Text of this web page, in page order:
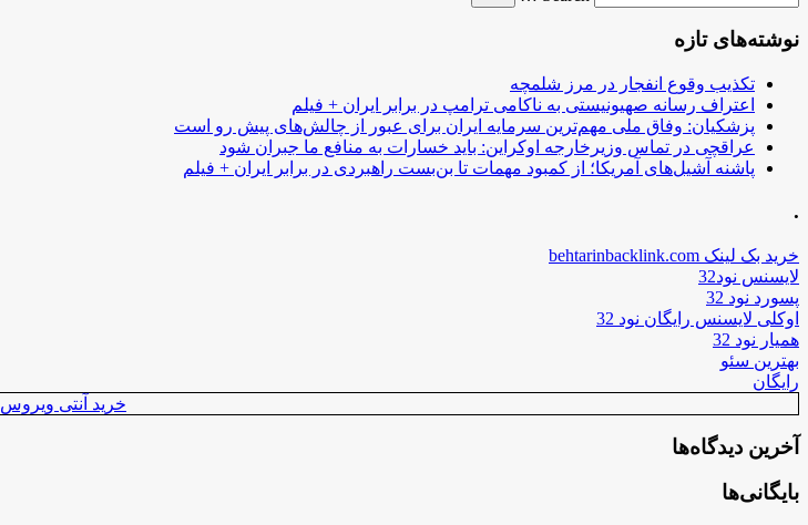
نوشته‌های تازه
تکذیب وقوع انفجار در مرز شلمچه
اعتراف رسانه صهیونیستی به ناکامی ترامپ در برابر ایران + فیلم
پزشکیان: وفاق ملی مهم‌ترین سرمایه ایران برای عبور از چالش‌های پیش رو است
عراقچی در تماس وزیرخارجه اوکراین: باید خسارات به منافع ما جبران شود
پاشنه آشیل‌های آمریکا؛ از کمبود مهمات تا بن‌بست راهبردی در برابر ایران + فیلم
.
خرید بک لینک behtarinbacklink.com
لایسنس نود32
پسورد نود 32
اوکلی لایسنس رایگان نود 32
همیار نود 32
بهترین سئو
رایگان
خرید آنتی ویروس
آخرین دیدگاه‌ها
بایگانی‌ها